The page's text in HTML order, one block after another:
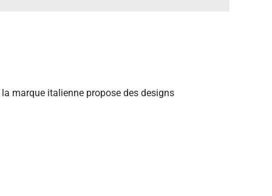
la marque italienne propose des designs